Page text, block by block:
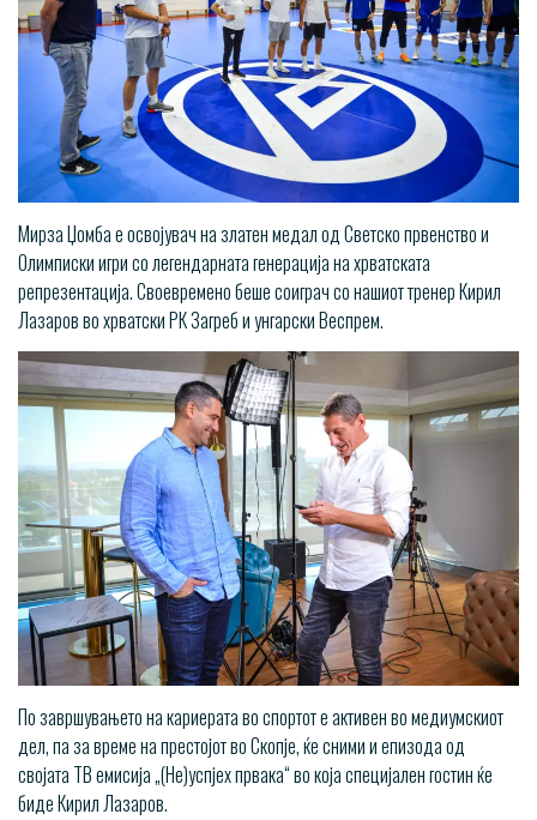
Мирза Џомба е освојувач на златен медал од Светско првенство и
Олимписки игри со легендарната генерација на хрватската
репрезентација. Своевремено беше соиграч со нашиот тренер Кирил
Лазаров во хрватски РК Загреб и унгарски Веспрем.
По завршувањето на кариерата во спортот е активен во медиумскиот
дел, па за време на престојот во Скопје, ќе сними и епизода од
својата ТВ емисија „(Не)успјех првака“ во која специјален гостин ќе
биде Кирил Лазаров.